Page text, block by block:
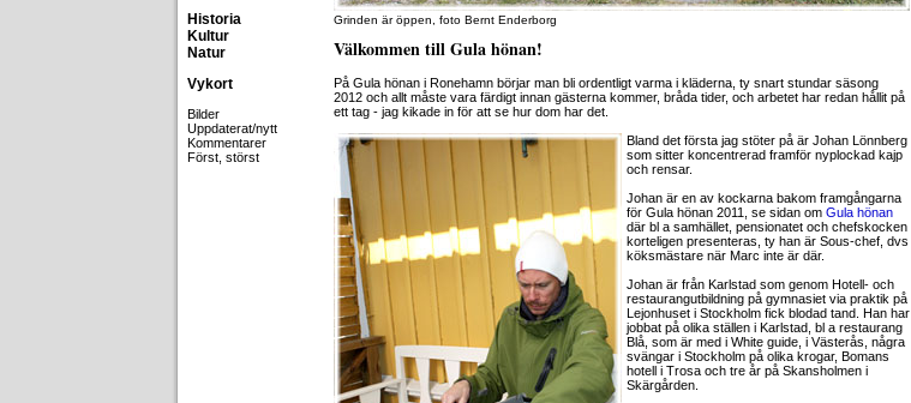
Historia
Kultur
Natur
Vykort
Bilder
Uppdaterat/nytt
Kommentarer
Först, störst
Grinden är öppen, foto Bernt Enderborg
Välkommen till Gula hönan!
På Gula hönan i Ronehamn börjar man bli ordentligt varma i kläderna, ty snart stundar säsong
2012 och allt måste vara färdigt innan gästerna kommer, bråda tider, och arbetet har redan hållit på
ett tag - jag kikade in för att se hur dom har det.
Bland det första jag stöter på är Johan Lönnberg
som sitter koncentrerad framför nyplockad kajp
och rensar.
Johan är en av kockarna bakom framgångarna
för Gula hönan 2011, se sidan om Gula hönan
där bl a samhället, pensionatet och chefskocken
korteligen presenteras, ty han är Sous-chef, dvs
köksmästare när Marc inte är där.
Johan är från Karlstad som genom Hotell- och
restaurangutbildning på gymnasiet via praktik på
Lejonhuset i Stockholm fick blodad tand. Han har
jobbat på olika ställen i Karlstad, bl a restaurang
Blå, som är med i White guide, i Västerås, några
svängar i Stockholm på olika krogar, Bomans
hotell i Trosa och tre år på Skansholmen i
Skärgården.